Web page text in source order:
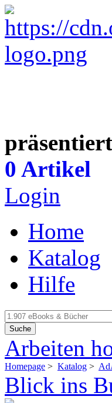
0 Artikel
Login
Home
Katalog
Hilfe
Suche
Arbeiten
Homepage > Katalog >
Blick ins